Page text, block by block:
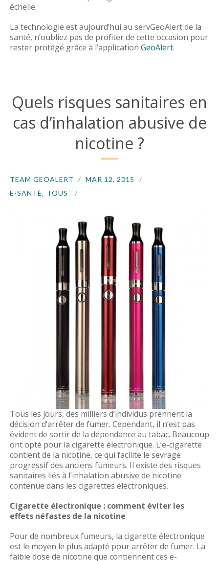
échelle.
La technologie est aujourd’hui au servGeoAlert de la
santé, n’oubliez pas de profiter de cette occasion pour
rester protégé grâce à l’application GeoAlert.
Quels risques sanitaires en
cas d’inhalation abusive de
nicotine ?
TEAM GEOALERT
MAR 12, 2015
E-SANTÉ, TOUS
Tous les jours, des milliers d’individus prennent la
décision d’arrêter de fumer. Cependant, il n’est pas
évident de sortir de la dépendance au tabac. Beaucoup
ont opté pour la cigarette électronique. L’e-cigarette
contient de la nicotine, ce qui facilite le sevrage
progressif des anciens fumeurs. Il existe des risques
sanitaires liés à l’inhalation abusive de nicotine
contenue dans les cigarettes électroniques.
Cigarette électronique : comment éviter les
effets néfastes de la nicotine
Pour de nombreux fumeurs, la cigarette électronique
est le moyen le plus adapté pour arrêter de fumer. La
faible dose de nicotine que contiennent ces e-